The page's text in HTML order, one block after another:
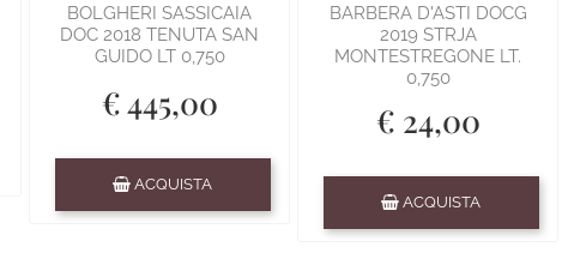
BOLGHERI SASSICAIA
DOC 2018 TENUTA SAN
GUIDO LT 0,750
€ 445,00
ACQUISTA
BARBERA D'ASTI DOCG
2019 STRJA
MONTESTREGONE LT.
0,750
€ 24,00
ACQUISTA